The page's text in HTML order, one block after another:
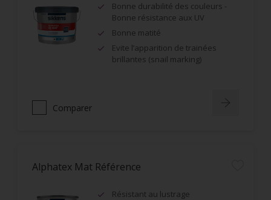
Bonne durabilité des couleurs -
Bonne résistance aux UV
Bonne matité
Evite l’apparition de trainées
brillantes (snail marking)
Comparer
Alphatex Mat Référence
Résistant au lustrage